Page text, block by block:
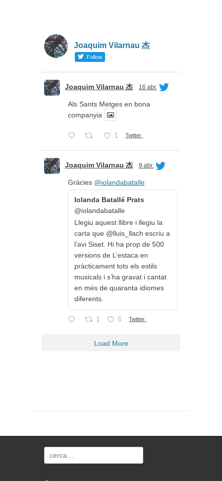
Joaquim Vilarnau 杰
Follow
Joaquim Vilarnau 杰 16 abr.
Als Sants Metges en bona
companyia
1 Twitter
Joaquim Vilarnau 杰 9 abr.
Gràcies @iolandabatalle
Iolanda Batallé Prats
@iolandabatalle
Llegiu aquest llibre i llegiu la
carta que @lluis_llach escriu a
l’avi Siset. Hi ha prop de 500
versions de L’estaca en
pràcticament tots els estils
musicals i s’ha gravat i cantat
en més de quaranta idiomes
diferents.
1 5 Twitter
Load More
for: